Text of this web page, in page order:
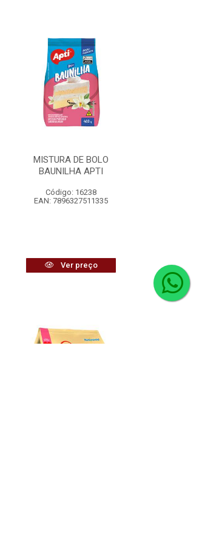
MISTURA DE BOLO
BAUNILHA APTI
Código: 16238
EAN: 7896327511335
Ver preço